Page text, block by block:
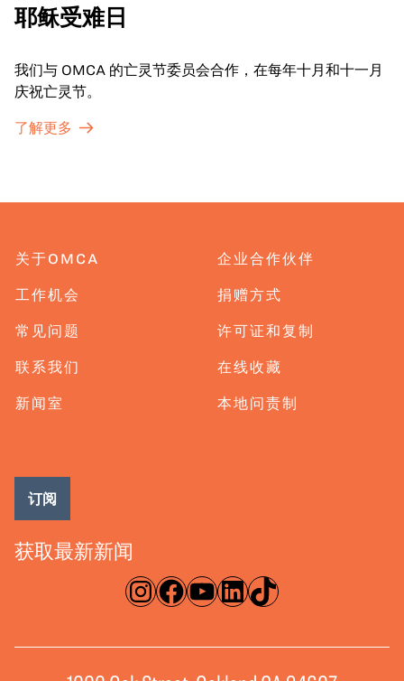
耶稣受难日
我们与 OMCA 的亡灵节委员会合作，在每年十月和十一月
庆祝亡灵节。
了解更多
关于OMCA
工作机会
常见问题
联系我们
新闻室
企业合作伙伴
捐赠方式
许可证和复制
在线收藏
本地问责制
淘宝网脸书录像带ǞǞǞTikTok
获取最新新闻
订阅